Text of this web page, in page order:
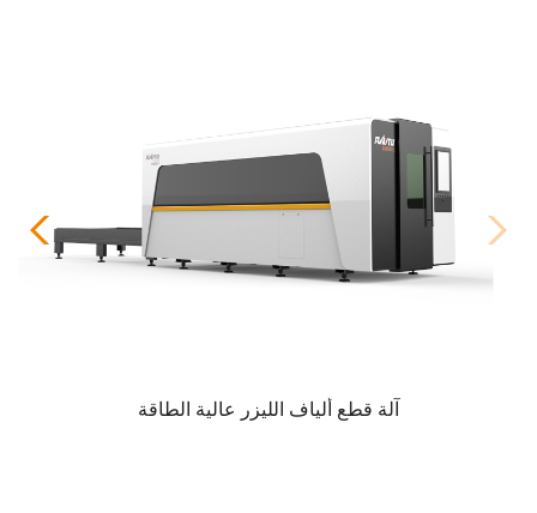
آلة قطع ألياف الليزر عالية الطاقة